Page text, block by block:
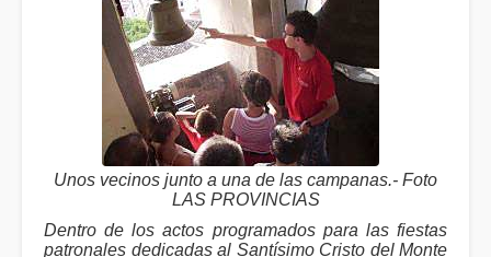
Unos vecinos junto a una de las campanas.- Foto
LAS PROVINCIAS
Dentro de los actos programados para las fiestas
patronales dedicadas al Santísimo Cristo del Monte